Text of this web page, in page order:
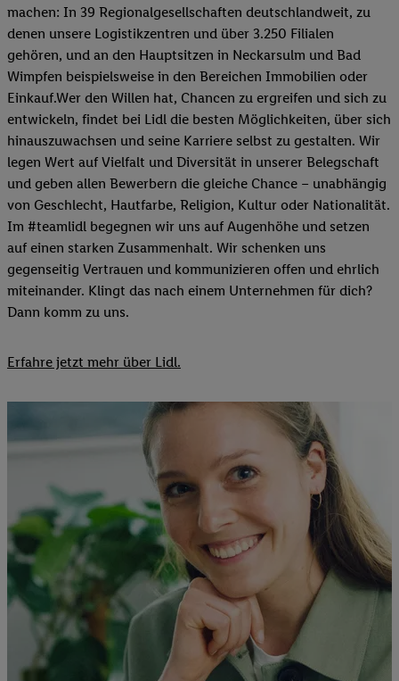
machen: In 39 Regionalgesellschaften deutschlandweit, zu
denen unsere Logistikzentren und über 3.250 Filialen
gehören, und an den Hauptsitzen in Neckarsulm und Bad
Wimpfen beispielsweise in den Bereichen Immobilien oder
Einkauf.Wer den Willen hat, Chancen zu ergreifen und sich zu
entwickeln, findet bei Lidl die besten Möglichkeiten, über sich
hinauszuwachsen und seine Karriere selbst zu gestalten. Wir
legen Wert auf Vielfalt und Diversität in unserer Belegschaft
und geben allen Bewerbern die gleiche Chance – unabhängig
von Geschlecht, Hautfarbe, Religion, Kultur oder Nationalität.
Im #teamlidl begegnen wir uns auf Augenhöhe und setzen
auf einen starken Zusammenhalt. Wir schenken uns
gegenseitig Vertrauen und kommunizieren offen und ehrlich
miteinander. Klingt das nach einem Unternehmen für dich?
Dann komm zu uns.​
Erfahre jetzt mehr über Lidl.